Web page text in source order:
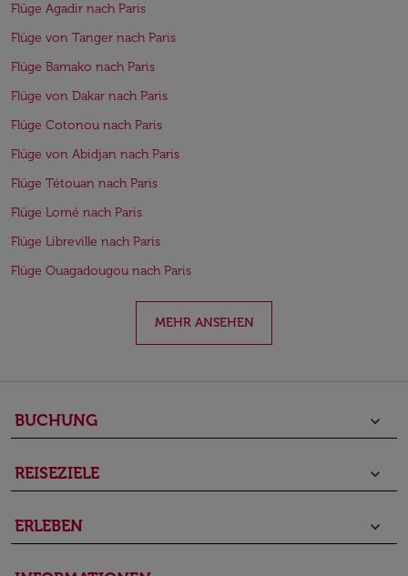
Flüge Agadir nach Paris
Flüge von Tanger nach Paris
Flüge Bamako nach Paris
Flüge von Dakar nach Paris
Flüge Cotonou nach Paris
Flüge von Abidjan nach Paris
Flüge Tétouan nach Paris
Flüge Lomé nach Paris
Flüge Libreville nach Paris
Flüge Ouagadougou nach Paris
MEHR ANSEHEN
BUCHUNG keyboard_arrow_down
REISEZIELE keyboard_arrow_down
ERLEBEN keyboard_arrow_down